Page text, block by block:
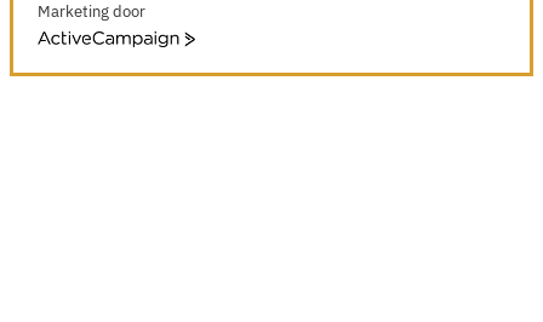
Marketing door
ActiveCampaign